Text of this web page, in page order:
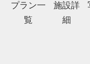
プラン一
覧
施設詳
細